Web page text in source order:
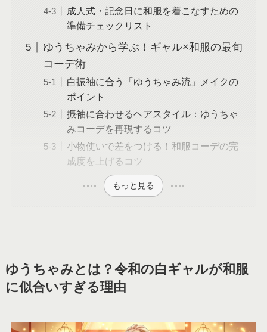
成人式・記念日に和服を着こなすための
準備チェックリスト
ゆうちゃみから学ぶ！ギャル×和服の最旬
コーデ術
白振袖に合う「ゆうちゃみ流」メイクの
ポイント
振袖に合わせるヘアスタイル：ゆうちゃ
みコーデを再現するコツ
小物使いで差をつける！和服コーデの完
成度を上げるコツ
もっと見る
ゆうちゃみとは？令和の白ギャルが和服
に似合いすぎる理由